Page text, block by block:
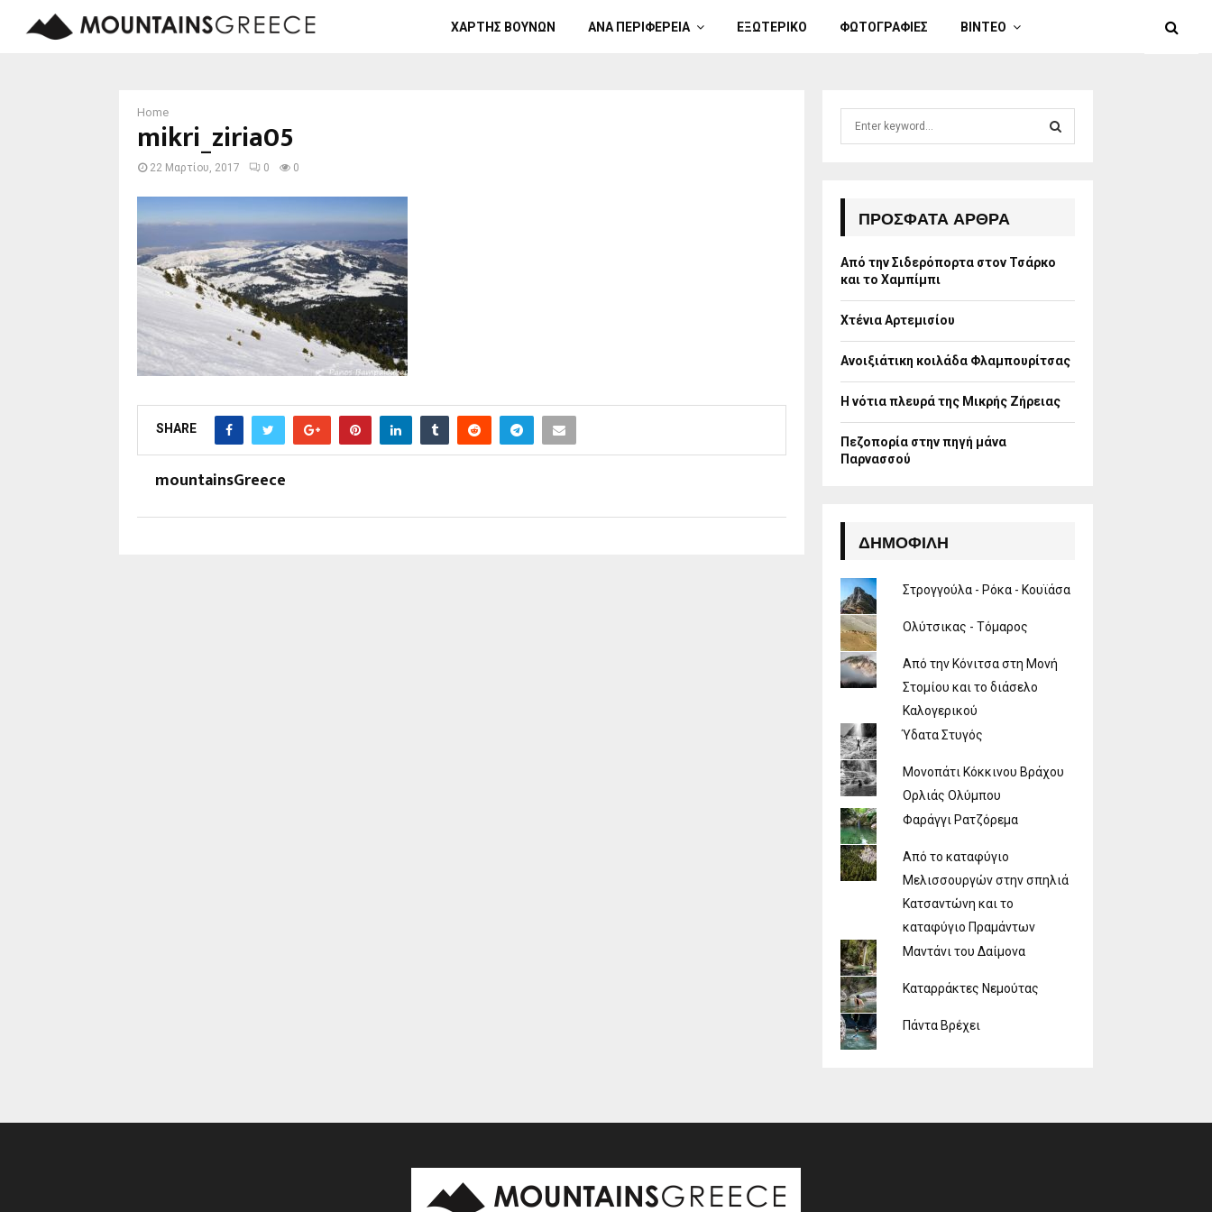
ΧΑΡΤΗΣ ΒΟΥΝΩΝ ΑΝΑ ΠΕΡΙΦΕΡΕΙΑ ΕΞΩΤΕΡΙΚΟ ΦΩΤΟΓΡΑΦΙΕΣ ΒΙΝΤΕΟ
Home
mikri_ziria05
22 Μαρτίου, 2017 0 0
SHARE
mountainsGreece
r
:
R
H
ΠΡΌΣΦΑΤΑ ΆΡΘΡΑ
Από την Σιδερόπορτα στον Τσάρκο
και το Χαμπίμπι
Χτένια Αρτεμισίου
Ανοιξιάτικη κοιλάδα Φλαμπουρίτσας
Η νότια πλευρά της Μικρής Ζήρειας
Πεζοπορία στην πηγή μάνα
Παρνασσού
ΔΗΜΟΦΙΛΉ
Στρογγούλα - Ρόκα - Κουϊάσα
Ολύτσικας - Τόμαρος
Από την Κόνιτσα στη Μονή
Στομίου και το διάσελο
Καλογερικού
Ύδατα Στυγός
Μονοπάτι Κόκκινου Βράχου
Ορλιάς Ολύμπου
Φαράγγι Ρατζόρεμα
Από το καταφύγιο
Μελισσουργών στην σπηλιά
Κατσαντώνη και το
καταφύγιο Πραμάντων
Μαντάνι του Δαίμονα
Καταρράκτες Νεμούτας
Πάντα Βρέχει